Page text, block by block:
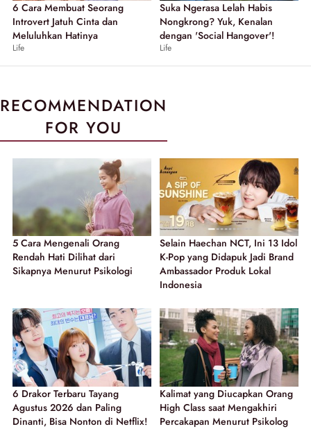
6 Cara Membuat Seorang
Introvert Jatuh Cinta dan
Meluluhkan Hatinya
Life
Suka Ngerasa Lelah Habis
Nongkrong? Yuk, Kenalan
dengan 'Social Hangover'!
Life
RECOMMENDATION
FOR YOU
5 Cara Mengenali Orang
Rendah Hati Dilihat dari
Sikapnya Menurut Psikologi
Selain Haechan NCT, Ini 13 Idol
K-Pop yang Didapuk Jadi Brand
Ambassador Produk Lokal
Indonesia
6 Drakor Terbaru Tayang
Agustus 2026 dan Paling
Dinanti, Bisa Nonton di Netflix!
Kalimat yang Diucapkan Orang
High Class saat Mengakhiri
Percakapan Menurut Psikolog